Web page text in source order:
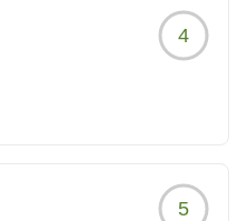
愛顧いただき、誠にあり
ル Bronzeアワード
なりました！
ぎいただけるホテルとな
4
5